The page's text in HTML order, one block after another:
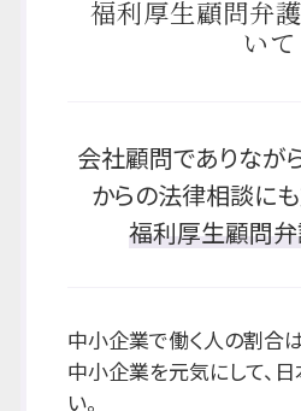
福利厚生顧問弁
いて
会社顧問でありなが
からの法律相談にも
福利厚生顧問
中小企業で働く人の割合
中小企業を元気にして、
い。